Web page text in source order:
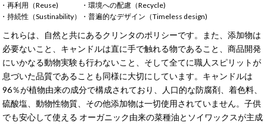
・再利用（Reuse)
・持続性（Sustinability）
・環境への配慮（Recycle)
・普遍的なデザイン（Timeless design)
これらは、自然と共にあるクリンタのポリシーです。また、添加物は
必要ないこと、キャンドルは直に手で触れる物であること、商品開発
にいかなる動物実験も行わないこと、そして全てに職人スピリットが
息づいた品質であることも同様に大切にしています。キャンドルは
96％が植物由来の成分で構成されており、人口的な防腐剤、着色料、
硫酸塩、動物性物質、その他添加物は一切使用されていません。子供
でも安心して使える オーガニック由来の菜種油とソイワックスが主成